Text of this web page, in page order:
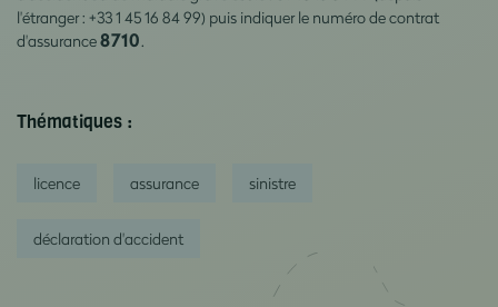
l'étranger : +33 1 45 16 84 99) puis indiquer le numéro de contrat
d'assurance8710.
Thématiques :
licence assurance sinistre
déclaration d'accident